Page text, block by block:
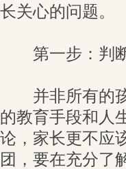
长关心的问题。
第一步：判断
并非所有的孩
的教育手段和人
论，家长更不应
团，要在充分了